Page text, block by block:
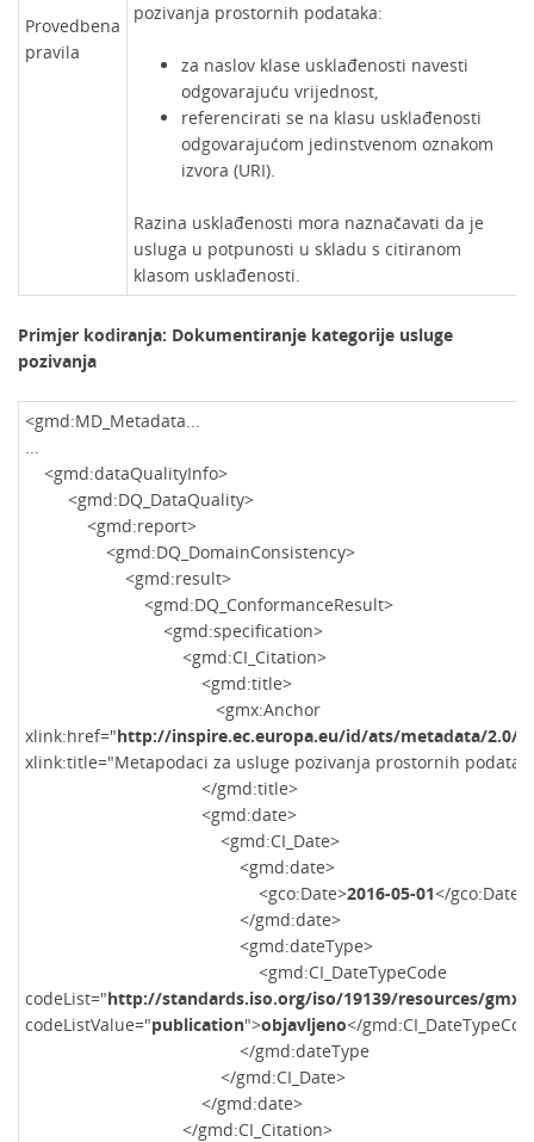
Provedbena
pravila
pozivanja prostornih podataka:
za naslov klase usklađenosti navesti
odgovarajuću vrijednost,
referencirati se na klasu usklađenosti
odgovarajućom jedinstvenom oznakom
izvora (URI).
Razina usklađenosti mora naznačavati da je
usluga u potpunosti u skladu s citiranom
klasom usklađenosti.
Primjer kodiranja: Dokumentiranje kategorije usluge
pozivanja
<gmd:MD_Metadata...
...
<gmd:dataQualityInfo>
<gmd:DQ_DataQuality>
<gmd:report>
<gmd:DQ_DomainConsistency>
<gmd:result>
<gmd:DQ_ConformanceResult>
<gmd:specification>
<gmd:CI_Citation>
<gmd:title>
<gmx:Anchor
xlink:href="http://inspire.ec.europa.eu/id/ats/metadata/2.0/
xlink:title="Metapodaci za usluge pozivanja prostornih
</gmd:title>
<gmd:date>
<gmd:CI_Date>
<gmd:date>
<gco:Date>2016-05-01</gco:Date>
</gmd:date>
<gmd:dateType>
<gmd:CI_DateTypeCode
codeList="http://standards.iso.org/iso/19139/resources/
codeListValue="publication">objavljeno</
</gmd:dateType
</gmd:CI_Date>
</gmd:date>
</gmd:CI_Citation>